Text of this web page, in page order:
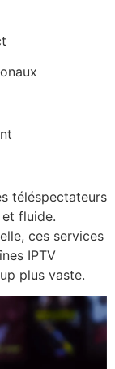
téléspectateurs
et fluide.
ces services
IPTV
plus vaste.